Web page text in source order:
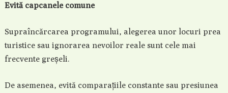
Evită capcanele comune
Supraîncărcarea programului, alegerea unor locuri prea
turistice sau ignorarea nevoilor reale sunt cele mai
frecvente greșeli.
De asemenea, evită comparațiile constante sau presiunea